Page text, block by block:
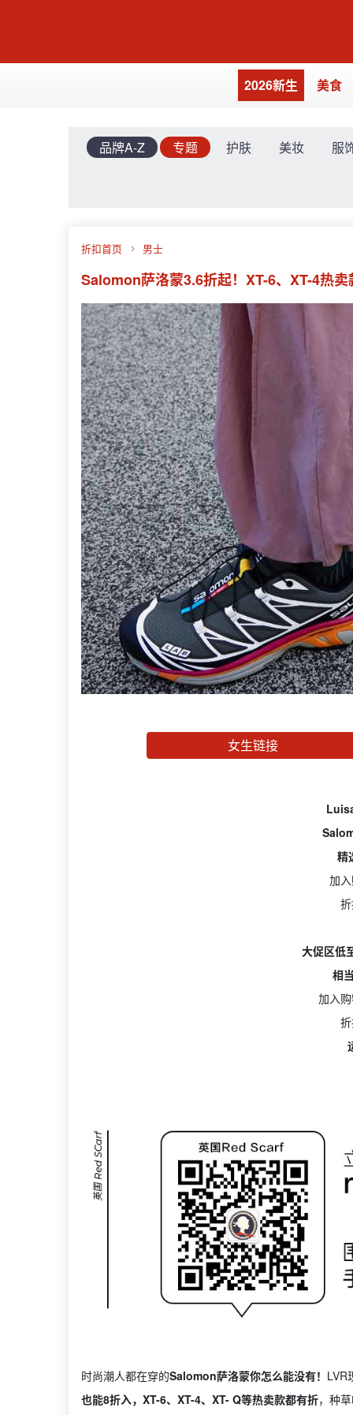
2026新生 美食
品牌A-Z 专题 护肤 美妆 服
折扣首页 男士
Salomon萨洛蒙3.6折起！XT-6、XT-4热
女生链接
精
加
大促区低
相
加入
时尚潮人都在穿的Salomon萨洛蒙你怎么能没有！ LVR
也能8折入，XT-6、XT-4、XT- Q等热卖款都有折，种